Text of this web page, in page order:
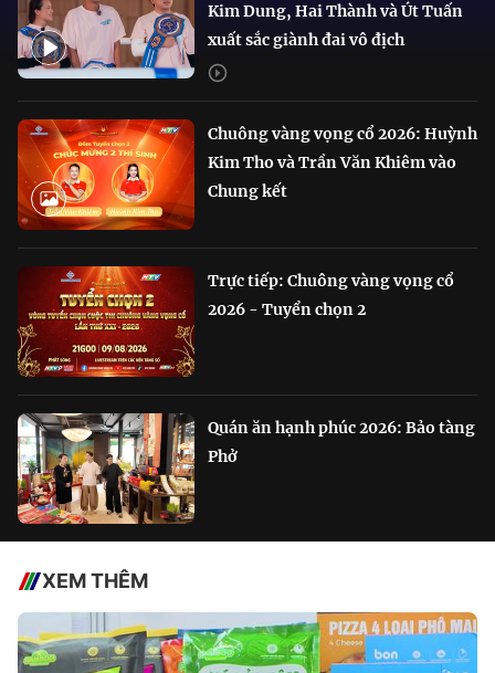
Kim Dung, Hai Thành và Út Tuấn
xuất sắc giành đai vô địch
Chuông vàng vọng cổ 2026: Huỳnh
Kim Tho và Trần Văn Khiêm vào
Chung kết
Trực tiếp: Chuông vàng vọng cổ
2026 - Tuyển chọn 2
Quán ăn hạnh phúc 2026: Bảo tàng
Phở
XEM THÊM